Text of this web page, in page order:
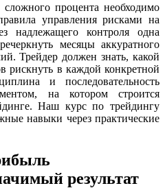
процента необходимо
управления рисками на
надлежащего контроля одна
месяцы аккуратного
Трейдер должен знать, какой
рискнуть в каждой конкретной
и последовательность
на котором строится
Наш курс по трейдингу
навыки через практические
результат